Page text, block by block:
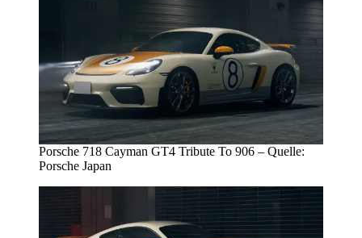
Porsche 718 Cayman GT4 Tribute To 906 – Quelle:
Porsche Japan